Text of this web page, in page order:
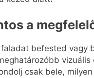
a
befested vagy
csak bele,